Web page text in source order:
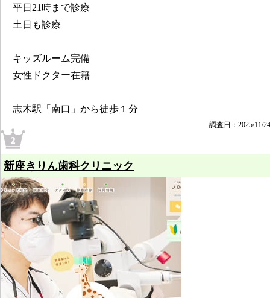
平日21時まで診療
土日も診療
キッズルーム完備
女性ドクター在籍
志木駅「南口」から徒歩１分
調査日：2025/11/24
新座きりん歯科クリニック